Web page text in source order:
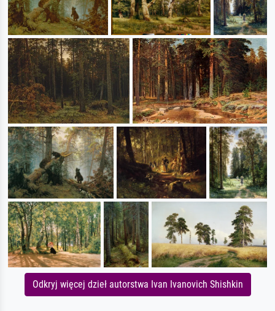
Odkryj więcej dzieł autorstwa Ivan Ivanovich Shishkin